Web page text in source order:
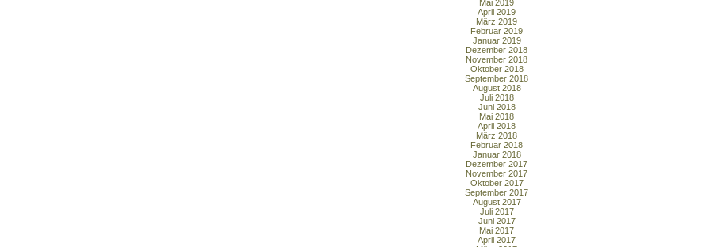
Mai 2019
April 2019
März 2019
Februar 2019
Januar 2019
Dezember 2018
November 2018
Oktober 2018
September 2018
August 2018
Juli 2018
Juni 2018
Mai 2018
April 2018
März 2018
Februar 2018
Januar 2018
Dezember 2017
November 2017
Oktober 2017
September 2017
August 2017
Juli 2017
Juni 2017
Mai 2017
April 2017